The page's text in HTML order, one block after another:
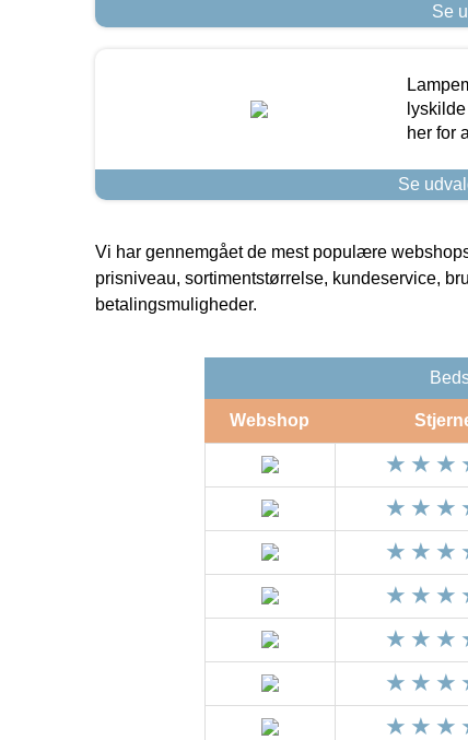
Se
her for
Se
Vi har gennemgået de mest populære
prisniveau, sortimentstørrelse, kundeservice,
betalingsmuligheder.
Webshop